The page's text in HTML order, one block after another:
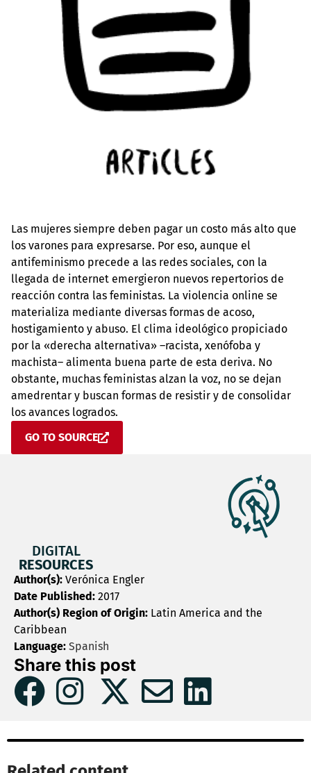
Las mujeres siempre deben pagar un costo más alto que
los varones para expresarse. Por eso, aunque el
antifeminismo precede a las redes sociales, con la
llegada de internet emergieron nuevos repertorios de
reacción contra las feministas. La violencia online se
materializa mediante diversas formas de acoso,
hostigamiento y abuso. El clima ideológico propiciado
por la «derecha alternativa» –racista, xenófoba y
machista– alimenta buena parte de esta deriva. No
obstante, muchas feministas alzan la voz, no se dejan
amedrentar y buscan formas de resistir y de consolidar
los avances logrados.
GO TO SOURCE
DIGITAL
RESOURCES
Author(s): Verónica Engler
Date Published: 2017
Author(s) Region of Origin: Latin America and the
Caribbean
Language: Spanish
Share this post